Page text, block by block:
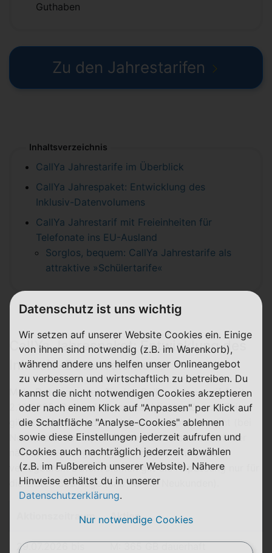
Guthaben
Zu den Jahrestarifen
Inhaltsverzeichnis
CallYa Jahrestarife im Überblick
CallYa Jahrespaket: Entwicklung des
Inklusiv-Datenvolumens
CallYa Jahrestarif mit Freieinheiten für
Telefonate ins EU-Ausland
Sorglos, bequem: CallYa Jahrestarife als
attraktive »Schülertarife«
CallYa Jahrespaket: Entwicklung des
Inklusiv-Datenvolumens
Mehr Datenvolumen für den CallYa Jahrestarif (seit
2.12.2025: CallYa Jahrespaket M): Von Zeit zu Zeit
gibt's mehr, ohne dass sich der Tarifpreis erhöht (bei
Neukunden direkt, bei Bestandskunden dann ab der
nächsten Verlängerung). Bei nur aktionsweise
verfügbarem Datenvolumen gilt die Anpassung nur für
die ersten 365 Tage (und nur für Neukunden).
Aktionszeitraum Aktion
29.07.2026 bis
M: 365 GB dauerhaft
Datenschutz ist uns wichtig
Wir setzen auf unserer Website Cookies ein. Einige
von ihnen sind notwendig (z.B. im Warenkorb),
während andere uns helfen unser Onlineangebot
zu verbessern und wirtschaftlich zu betreiben. Du
kannst die nicht notwendigen Cookies akzeptieren
oder nach einem Klick auf "Anpassen" per Klick auf
die Schaltfläche "Analyse-Cookies" ablehnen
sowie diese Einstellungen jederzeit aufrufen und
Cookies auch nachträglich jederzeit abwählen
(z.B. im Fußbereich unserer Website). Nähere
Hinweise erhältst du in unserer
Datenschutzerklärung.
Nur notwendige Cookies